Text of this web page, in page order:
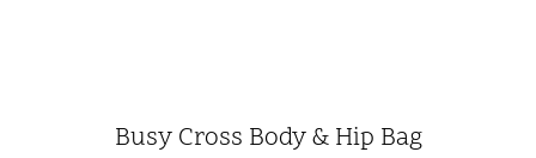
Busy Cross Body & Hip Bag